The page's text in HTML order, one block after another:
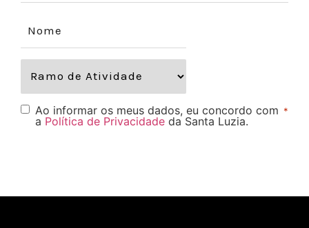
Ao informar os meus dados, eu concordo com
a Política de Privacidade da Santa Luzia.
*